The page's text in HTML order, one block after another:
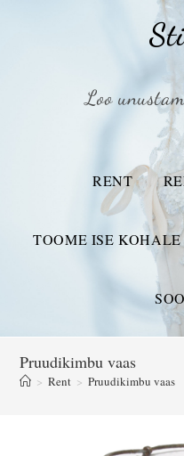
Loo
RENT
TOOME ISE KOHALE
Pruudikimbu vaas
> Rent > Pruudikimbu vaas